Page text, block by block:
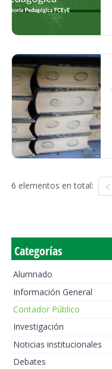
6 elementos en total:
Categorías
Alumnado
Información General
Contador Público
Investigación
Noticias institucionales
Debates